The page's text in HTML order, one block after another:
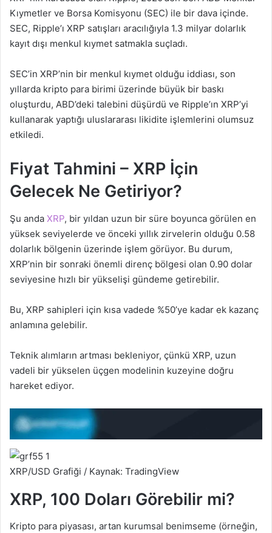
Kıymetler ve Borsa Komisyonu (SEC) ile bir dava içinde.
SEC, Ripple’ı XRP satışları aracılığıyla 1.3 milyar dolarlık
kayıt dışı menkul kıymet satmakla suçladı.
SEC’in XRP’nin bir menkul kıymet olduğu iddiası, son
yıllarda kripto para birimi üzerinde büyük bir baskı
oluşturdu, ABD’deki talebini düşürdü ve Ripple’ın XRP’yi
kullanarak yaptığı uluslararası likidite işlemlerini olumsuz
etkiledi.
Fiyat Tahmini – XRP İçin
Gelecek Ne Getiriyor?
Şu anda XRP, bir yıldan uzun bir süre boyunca görülen en
yüksek seviyelerde ve önceki yıllık zirvelerin olduğu 0.58
dolarlık bölgenin üzerinde işlem görüyor. Bu durum,
XRP’nin bir sonraki önemli direnç bölgesi olan 0.90 dolar
seviyesine hızlı bir yükselişi gündeme getirebilir.
Bu, XRP sahipleri için kısa vadede %50’ye kadar ek kazanç
anlamına gelebilir.
Teknik alımların artması bekleniyor, çünkü XRP, uzun
vadeli bir yükselen üçgen modelinin kuzeyine doğru
hareket ediyor.
XRP/USD Grafiği / Kaynak: TradingView
XRP, 100 Doları Görebilir mi?
Kripto para piyasası, artan kurumsal benimseme (örneğin,